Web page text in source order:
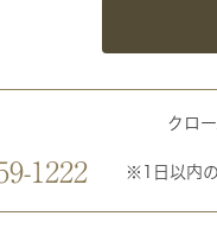
クロ
1222 ※1日以内の